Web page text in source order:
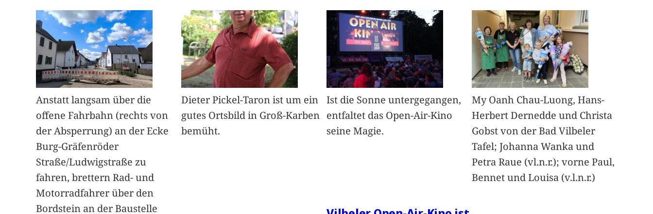
Anstatt langsam über die
offene Fahrbahn (rechts von
der Absperrung) an der Ecke
Burg-Gräfenröder
Straße/Ludwigstraße zu
fahren, brettern Rad- und
Motorradfahrer über den
Bordstein an der Baustelle
Dieter Pickel-Taron ist um ein
gutes Ortsbild in Groß-Karben
bemüht.
Ist die Sonne untergegangen,
entfaltet das Open-Air-Kino
seine Magie.
My Oanh Chau-Luong, Hans-
Herbert Dernedde und Christa
Gobst von der Bad Vilbeler
Tafel; Johanna Wanka und
Petra Raue (vl.n.r.); vorne Paul,
Bennet und Louisa (v.l.n.r.)